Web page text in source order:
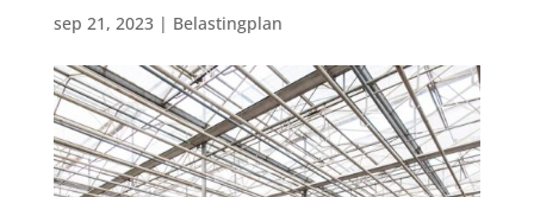
sep 21, 2023| Belastingplan